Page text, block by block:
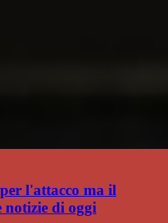
l'attacco ma il
notizie di oggi